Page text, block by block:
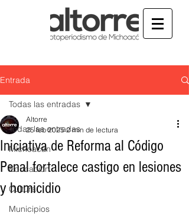
Entrada
Todas las entradas
Michoacán
Educación
Cultura
Municipios
Todas las entradas
Iniciativa de Reforma al Código
Penal fortalece castigo en lesiones
y homicidio
Altorre
25 feb 2025 2 min de lectura